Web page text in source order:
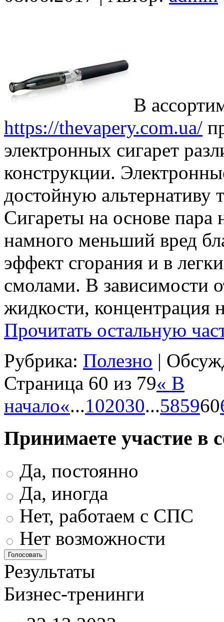
В
https://thevapery.com.ua/
электронных сигарет
конструкции.
достойную
Сигареты на основе
намного меньший вред
эффект сгорания и в
смолами. В зависимости
жидкости, концентрация
Прочитать остальную
Рубрика: Полезно |
Страница 60 из 79« В
начало«...102030...585960
Принимаете участие в
Да, постоянно
Да, иногда
Нет, работаем с СПС
Нет возможности
Результаты
Бизнес-тренинги